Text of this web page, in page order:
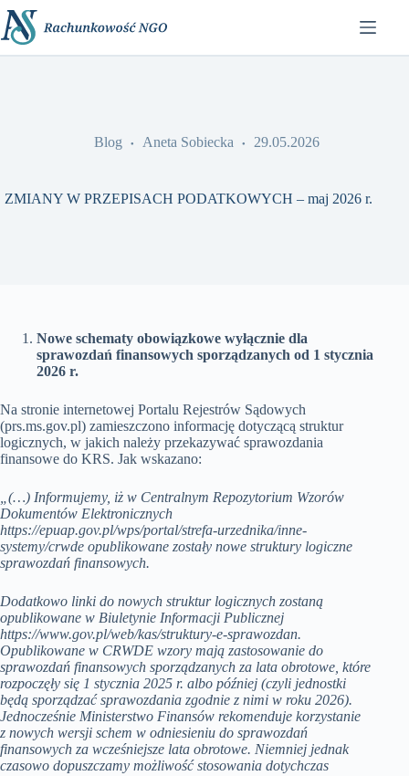
Przejdź
do
treści
Blog Aneta Sobiecka 29.05.2026
ZMIANY W PRZEPISACH PODATKOWYCH – maj 2026 r.
Nowe schematy obowiązkowe wyłącznie dla
sprawozdań finansowych sporządzanych od 1 stycznia
2026 r.
Na stronie internetowej Portalu Rejestrów Sądowych
(prs.ms.gov.pl) zamieszczono informację dotyczącą struktur
logicznych, w jakich należy przekazywać sprawozdania
finansowe do KRS. Jak wskazano:
„(…) Informujemy, iż w Centralnym Repozytorium Wzorów
Dokumentów Elektronicznych
https://epuap.gov.pl/wps/portal/strefa-urzednika/inne-
systemy/crwde opublikowane zostały nowe struktury logiczne
sprawozdań finansowych.
Dodatkowo linki do nowych struktur logicznych zostaną
opublikowane w Biuletynie Informacji Publicznej
https://www.gov.pl/web/kas/struktury-e-sprawozdan.
Opublikowane w CRWDE wzory mają zastosowanie do
sprawozdań finansowych sporządzanych za lata obrotowe, które
rozpoczęły się 1 stycznia 2025 r. albo później (czyli jednostki
będą sporządzać sprawozdania zgodnie z nimi w roku 2026).
Jednocześnie Ministerstwo Finansów rekomenduje korzystanie
z nowych wersji schem w odniesieniu do sprawozdań
finansowych za wcześniejsze lata obrotowe. Niemniej jednak
czasowo dopuszczamy możliwość stosowania dotychczas